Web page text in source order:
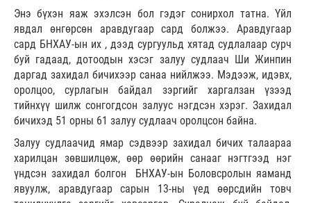
Энэ бүхэн яаж эхэлсэн бол гэдэг сонирхол татна. Үйл
явдал өнгөрсөн аравдугаар сард болжээ. Аравдугаар
сард БНХАУ-ын их , дээд сургуульд хятад судлалаар сурч
буй гадаад, дотоодын хэсэг залуу судлаач Ши Жинпин
даргад захидал бичихээр санаа нийлжээ. Мэдээж, идэвх,
оролцоо, сурлагын байдал зэргийг харгалзан үзээд
тийнхүү шилж сонгогдсон залуус нэгдсэн хэрэг. Захидал
бичихэд 51 орны 61 залуу судлаач оролцсон байна.
Залуу судлаачид ямар сэдвээр захидал бичих талаараа
харилцан зөвшилцөж, өөр өөрийн санааг нэгтгээд нэг
үндсэн захидал болгон БНХАУ-ын Боловсролын яаманд
явуулж, аравдугаар сарын 13-ны үед өөрсдийн товч